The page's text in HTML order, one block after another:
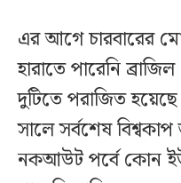
এর আগে চারবারের
হারাতে পারেনি
দুটিতে পরাজিত
সালে সর্বশেষ
নকআউট পর্বে কোন